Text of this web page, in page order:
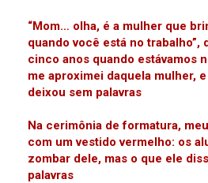
“Mom… olha, é a mulher que
quando você está no trabalho”,
cinco anos quando estávamos
me aproximei daquela mulher,
deixou sem palavras
Na cerimônia de formatura,
com um vestido vermelho: os
zombar dele, mas o que ele
palavras